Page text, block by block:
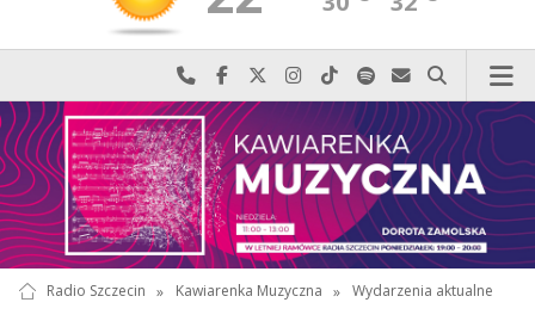
Najlepiej po prostu do nas zadzwoń
Odwiedź nas na Facebook-u
Odwiedź nas na X
Odwiedź nas na Instagram-ie
Odwiedź nas na TikTok-u
Szukaj nas na Spotify
Wyślij do nas
Szukaj
Radio Szczecin » Kawiarenka Muzyczna » Wydarzenia aktualne